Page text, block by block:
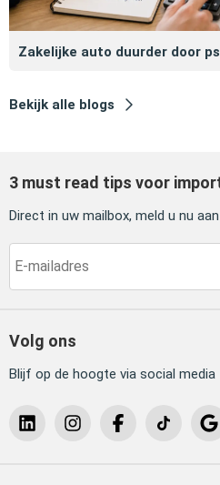
Zakelijke auto duurder door
Bekijk alle blogs
3 must read tips voor
Direct in uw mailbox, meld u nu
Volg ons
Blijf op de hoogte via social media